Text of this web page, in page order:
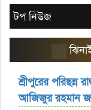
টপ নিউজ
ঝিনাইদহে
শ্রীপুরের
আজিজুর রহমান